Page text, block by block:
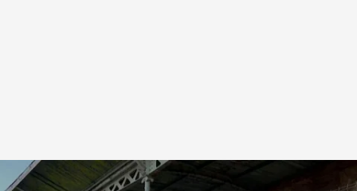
El pueblo tiene 50 habitantes y su estación fue construida a finales del
siglo XIX